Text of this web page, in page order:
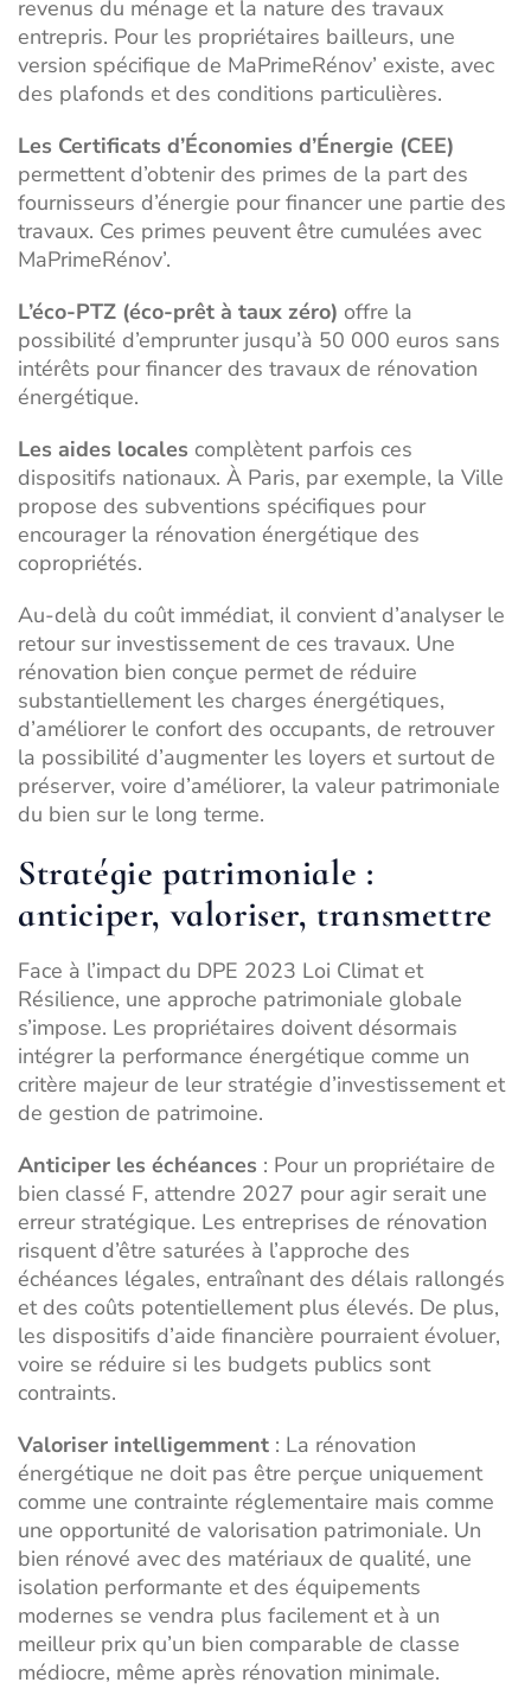
revenus du ménage et la nature des travaux
entrepris. Pour les propriétaires bailleurs, une
version spécifique de MaPrimeRénov’ existe, avec
des plafonds et des conditions particulières.
Les Certificats d’Économies d’Énergie (CEE)
permettent d’obtenir des primes de la part des
fournisseurs d’énergie pour financer une partie des
travaux. Ces primes peuvent être cumulées avec
MaPrimeRénov’.
L’éco-PTZ (éco-prêt à taux zéro) offre la
possibilité d’emprunter jusqu’à 50 000 euros sans
intérêts pour financer des travaux de rénovation
énergétique.
Les aides locales complètent parfois ces
dispositifs nationaux. À Paris, par exemple, la Ville
propose des subventions spécifiques pour
encourager la rénovation énergétique des
copropriétés.
Au-delà du coût immédiat, il convient d’analyser le
retour sur investissement de ces travaux. Une
rénovation bien conçue permet de réduire
substantiellement les charges énergétiques,
d’améliorer le confort des occupants, de retrouver
la possibilité d’augmenter les loyers et surtout de
préserver, voire d’améliorer, la valeur patrimoniale
du bien sur le long terme.
Stratégie patrimoniale :
anticiper, valoriser, transmettre
Face à l’impact du DPE 2023 Loi Climat et
Résilience, une approche patrimoniale globale
s’impose. Les propriétaires doivent désormais
intégrer la performance énergétique comme un
critère majeur de leur stratégie d’investissement et
de gestion de patrimoine.
Anticiper les échéances : Pour un propriétaire de
bien classé F, attendre 2027 pour agir serait une
erreur stratégique. Les entreprises de rénovation
risquent d’être saturées à l’approche des
échéances légales, entraînant des délais rallongés
et des coûts potentiellement plus élevés. De plus,
les dispositifs d’aide financière pourraient évoluer,
voire se réduire si les budgets publics sont
contraints.
Valoriser intelligemment : La rénovation
énergétique ne doit pas être perçue uniquement
comme une contrainte réglementaire mais comme
une opportunité de valorisation patrimoniale. Un
bien rénové avec des matériaux de qualité, une
isolation performante et des équipements
modernes se vendra plus facilement et à un
meilleur prix qu’un bien comparable de classe
médiocre, même après rénovation minimale.